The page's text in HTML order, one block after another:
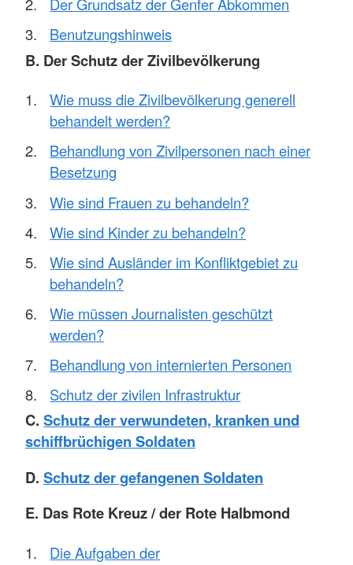
Benutzungshinweis
B. Der Schutz der Zivilbevölkerung
Wie muss die Zivilbevölkerung generell
behandelt werden?
Behandlung von Zivilpersonen nach einer
Besetzung
Wie sind Frauen zu behandeln?
Wie sind Kinder zu behandeln?
Wie sind Ausländer im Konfliktgebiet zu
behandeln?
Wie müssen Journalisten geschützt
werden?
Behandlung von internierten Personen
Schutz der zivilen Infrastruktur
C. Schutz der verwundeten, kranken und
schiffbrüchigen Soldaten
D. Schutz der gefangenen Soldaten
E. Das Rote Kreuz / der Rote Halbmond
Die Aufgaben der